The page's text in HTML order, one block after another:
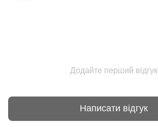
Додайте перший відгук
Написати відгук